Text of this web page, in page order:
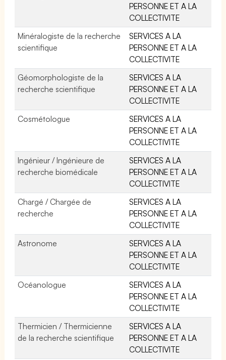
PERSONNE ET A LA
COLLECTIVITE
Minéralogiste de la recherche
scientifique
SERVICES A LA
PERSONNE ET A LA
COLLECTIVITE
Géomorphologiste de la
recherche scientifique
SERVICES A LA
PERSONNE ET A LA
COLLECTIVITE
Cosmétologue
SERVICES A LA
PERSONNE ET A LA
COLLECTIVITE
Ingénieur / Ingénieure de
recherche biomédicale
SERVICES A LA
PERSONNE ET A LA
COLLECTIVITE
Chargé / Chargée de
recherche
SERVICES A LA
PERSONNE ET A LA
COLLECTIVITE
Astronome
SERVICES A LA
PERSONNE ET A LA
COLLECTIVITE
Océanologue
SERVICES A LA
PERSONNE ET A LA
COLLECTIVITE
Thermicien / Thermicienne
de la recherche scientifique
SERVICES A LA
PERSONNE ET A LA
COLLECTIVITE